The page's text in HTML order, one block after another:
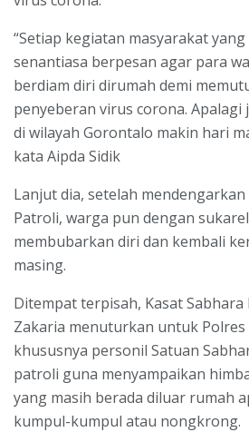
“Setiap kegiatan masyarakat
senantiasa berpesan agar para
berdiam diri dirumah demi
penyeberan virus corona.
di wilayah Gorontalo makin hari
kata Aipda Sidik
Lanjut dia, setelah
Patroli, warga pun dengan
membubarkan diri dan kembali
masing.
Ditempat terpisah, Kasat Sabhara
Zakaria menuturkan untuk
khususnya personil Satuan
patroli guna menyampaikan
yang masih berada diluar rumah
kumpul-kumpul atau nongkrong.